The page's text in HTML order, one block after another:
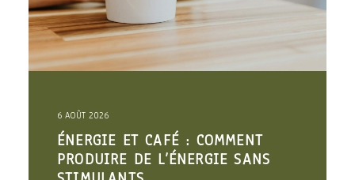
6 AOÛT 2026
ÉNERGIE ET CAFÉ : COMMENT
PRODUIRE DE L’ÉNERGIE SANS